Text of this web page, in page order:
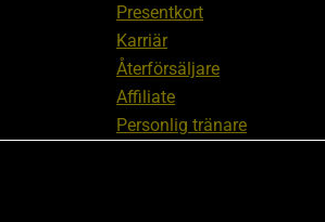
Presentkort
Karriär
Återförsäljare
Affiliate
Personlig tränare